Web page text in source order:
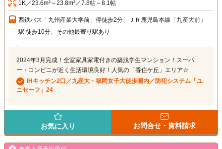
1K／23.6m²～23.8m²／7.8帖～8.1帖
西鉄バス「九州産業大学前」停徒歩2分、ＪＲ鹿児島本線「九産大前」
駅 徒歩10分、その他最寄り駅あり
2024年3月完成！全室家具家電付きの築浅学生マンション！スーパ
ー・コンビニが近く生活環境良好！人気の「香住ケ丘」エリア☆
IHキッチン2口／九産大・福岡女子大徒歩圏内／防犯システム「ユ
ニセーフ」24
お気に入り お問合せ・資料請求